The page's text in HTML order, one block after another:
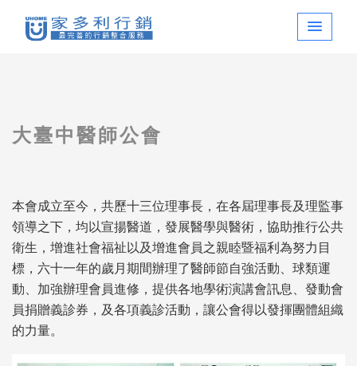
大臺中醫師公會
本會成立至今，共歷十三位理事長，在各屆理事長及理監事
領導之下，均以宣揚醫道，發展醫學與醫術，協助推行公共
衛生，增進社會福祉以及增進會員之親睦暨福利為努力目
標，六十一年的歲月期間辦理了醫師節自強活動、球類運
動、加強辦理會員進修，提供各地學術演講會訊息、發動會
員捐贈義診券，及各項義診活動，讓公會得以發揮團體組織
的力量。